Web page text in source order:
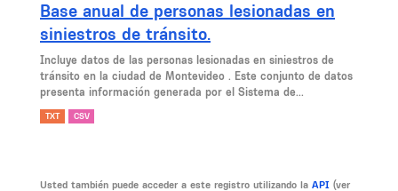
Base anual de personas lesionadas en
siniestros de tránsito.
Incluye datos de las personas lesionadas en siniestros de
tránsito en la ciudad de Montevideo . Este conjunto de datos
presenta información generada por el Sistema de...
TXT CSV
Usted también puede acceder a este registro utilizando la API (ver